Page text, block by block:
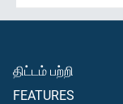
திட்டம் பற்றி
FEATURES